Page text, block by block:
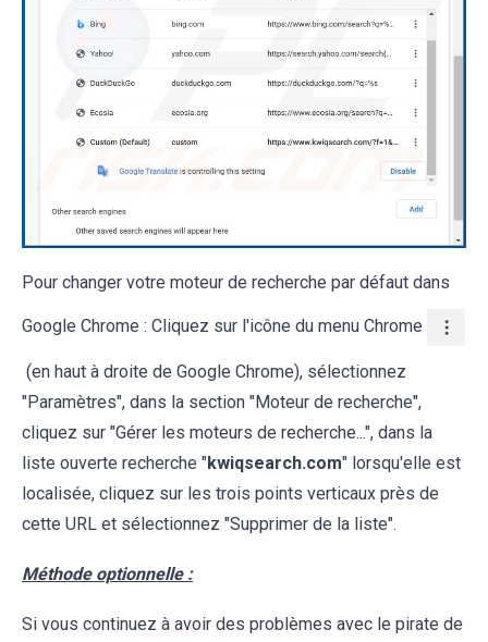
Pour changer votre moteur de recherche par défaut dans
Google Chrome : Cliquez sur l'icône du menu Chrome
(en haut à droite de Google Chrome), sélectionnez
"Paramètres", dans la section "Moteur de recherche",
cliquez sur "Gérer les moteurs de recherche...", dans la
liste ouverte recherche "kwiqsearch.com" lorsqu'elle est
localisée, cliquez sur les trois points verticaux près de
cette URL et sélectionnez "Supprimer de la liste".
Méthode optionnelle :
Si vous continuez à avoir des problèmes avec le pirate de